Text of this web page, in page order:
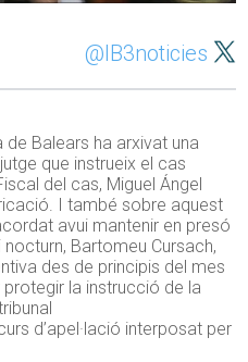
@IB3noticies
de Balears ha arxivat una
que instrueix el cas
del cas, Miguel Ángel
I també sobre aquest
avui mantenir en presó
nocturn, Bartomeu Cursach,
des de principis del mes
la instrucció de la
d’apel·lació interposat per